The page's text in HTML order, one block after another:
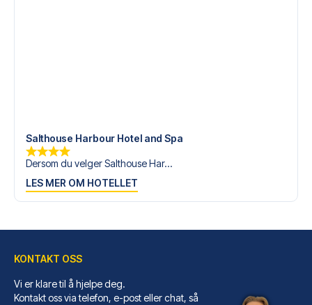
Salthouse Harbour Hotel and Spa
Dersom du velger Salthouse Har...
LES MER OM HOTELLET
KONTAKT OSS
Vi er klare til å hjelpe deg.
Kontakt oss via telefon, e-post eller chat, så